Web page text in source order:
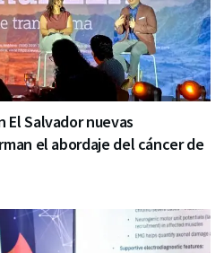
Salvador nuevas
el abordaje del cáncer de